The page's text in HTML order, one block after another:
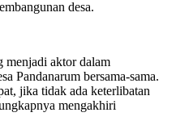
desa.
menjadi aktor dalam
Pandanarum bersama-sama.
jika tidak ada keterlibatan
mengakhiri